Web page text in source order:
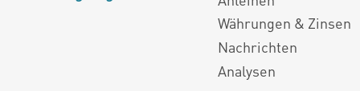
Währungen & Zinsen
Nachrichten
Analysen